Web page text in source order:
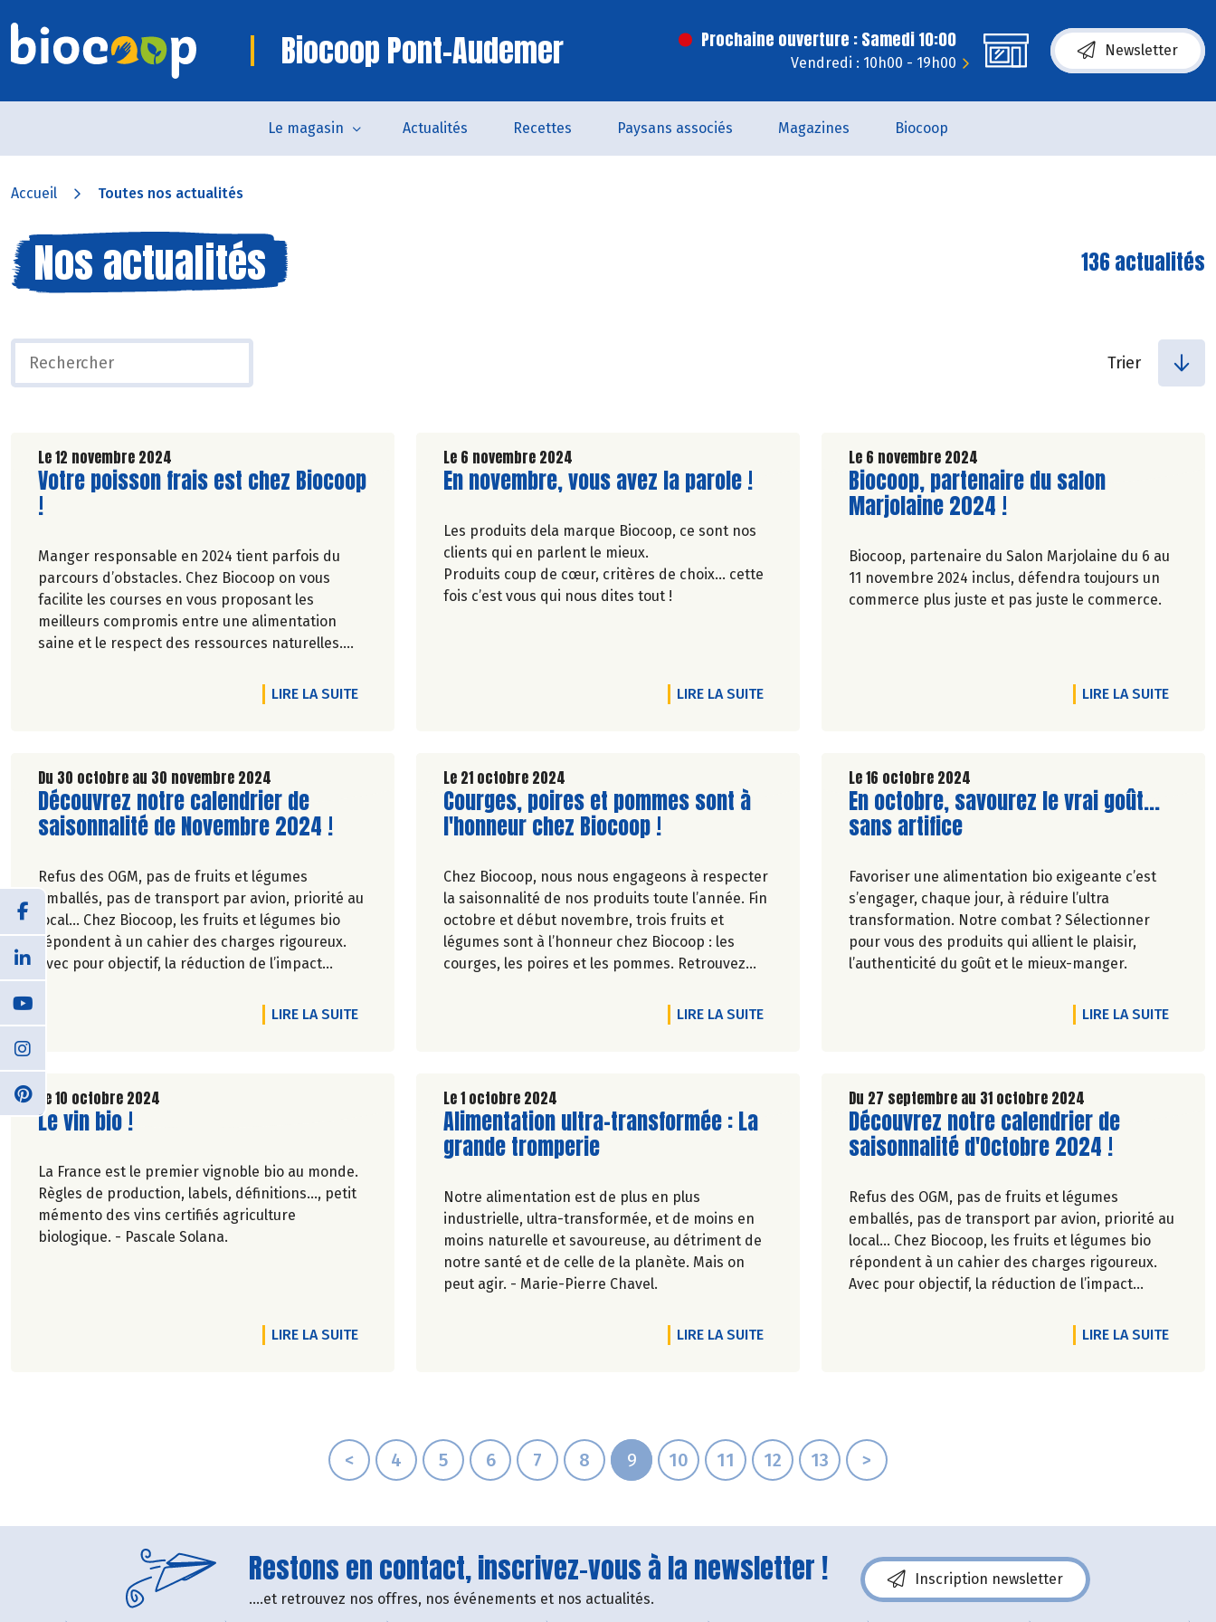
Biocoop Pont-Audemer Prochaine ouverture : Samedi 10:00
Vendredi : 10h00 - 19h00
Newsletter
Le magasin Actualités Recettes Paysans associés Magazines Biocoop
Accueil Toutes nos actualités
Nos actualités 136 actualités
Trier
Le 12 novembre 2024
Lire la suite de l'article
Votre poisson frais est chez Biocoop
!
Manger responsable en 2024 tient parfois du
parcours d’obstacles. Chez Biocoop on vous
facilite les courses en vous proposant les
meilleurs compromis entre une alimentation
saine et le respect des ressources naturelles.
LIRE LA SUITEDE L'ARTICLE VOTRE POISSON FRAIS EST CHEZ BIOCOOP !
Le 6 novembre 2024
Lire la suite de l'article
En novembre, vous avez la parole !
Les produits dela marque Biocoop, ce sont nos
clients qui en parlent le mieux.
Produits coup de cœur, critères de choix… cette
fois c’est vous qui nous dites tout !
LIRE LA SUITEDE L'ARTICLE EN NOVEMBRE, VOUS AVEZ LA PAROLE !
Le 6 novembre 2024
Lire la suite de l'article
Biocoop, partenaire du salon
Marjolaine 2024 !
Biocoop, partenaire du Salon Marjolaine du 6 au
11 novembre 2024 inclus, défendra toujours un
commerce plus juste et pas juste le commerce.
LIRE LA SUITEDE
Du 30 octobre au 30 novembre 2024
Lire la suite de l'article
Découvrez notre calendrier de
saisonnalité de Novembre 2024 !
Refus des OGM, pas de fruits et légumes
emballés, pas de transport par avion, priorité au
local… Chez Biocoop, les fruits et légumes bio
répondent à un cahier des charges rigoureux.
Avec pour objectif, la réduction de l’impact
carbone et la préservation de
l’environnement. Parce que manger des produits
de qualité rime avec respect de la saisonnalité,
pour ses fruits et légumes bio.
Découvrez celui de Novembre 2024 !
LIRE LA SUITEDE L'ARTICLE DÉCOUVREZ NOTRE CALENDRIER DE SAISONNALITÉ DE NOVEMBRE 2024 !
Le 21 octobre 2024
Lire la suite de l'article
Courges, poires et pommes sont à
l'honneur chez Biocoop !
Chez Biocoop, nous nous engageons à respecter
la saisonnalité de nos produits toute l’année. Fin
octobre et début novembre, trois fruits et
légumes sont à l’honneur chez Biocoop : les
courges, les poires et les pommes. Retrouvez
LIRE LA SUITEDE L'ARTICLE COURGES, POIRES ET POMMES SONT À L'HONNEUR
Le 16 octobre 2024
Lire la suite de l'article
En octobre, savourez le vrai goût...
sans artifice
Favoriser une alimentation bio exigeante c’est
s’engager, chaque jour, à réduire l’ultra
transformation. Notre combat ? Sélectionner
pour vous des produits qui allient le plaisir,
l’authenticité du goût et le mieux-manger.
LIRE LA SUITEDE
Le 10 octobre 2024
Lire la suite de l'article
Le vin bio !
La France est le premier vignoble bio au monde.
Règles de production, labels, définitions..., petit
mémento des vins certifiés agriculture
biologique. - Pascale Solana.
LIRE LA SUITEDE L'ARTICLE LE VIN BIO !
Le 1 octobre 2024
Lire la suite de l'article
Alimentation ultra-transformée : La
grande tromperie
Notre alimentation est de plus en plus
industrielle, ultra-transformée, et de moins en
moins naturelle et savoureuse, au détriment de
notre santé et de celle de la planète. Mais on
peut agir. - Marie-Pierre Chavel.
LIRE LA SUITEDE L'ARTICLE ALIMENTATION ULTRA-TRANSFORMÉE : LA GRANDE
Du 27 septembre au 31 octobre 2024
Lire la suite de l'article
Découvrez notre calendrier de
saisonnalité d'Octobre 2024 !
Refus des OGM, pas de fruits et légumes
emballés, pas de transport par avion, priorité au
local… Chez Biocoop, les fruits et légumes bio
répondent à un cahier des charges rigoureux.
Avec pour objectif, la réduction de l’impact
l’environnement. Parce que manger des produits
de qualité rime avec respect de la saisonnalité,
LIRE LA SUITEDE
< 4 5 6 7 8 9 10 11 12 13 >
Restons en contact, inscrivez-vous à la newsletter !
....et retrouvez nos offres, nos événements et nos actualités.
Inscription newsletter